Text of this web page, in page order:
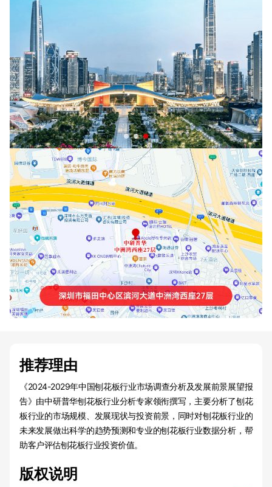
推荐理由
《2024-2029年中国刨花板行业市场调查分析及发展前景展望报
告》由中研普华刨花板行业分析专家领衔撰写，主要分析了刨花
板行业的市场规模、发展现状与投资前景，同时对刨花板行业的
未来发展做出科学的趋势预测和专业的刨花板行业数据分析，帮
助客户评估刨花板行业投资价值。
版权说明